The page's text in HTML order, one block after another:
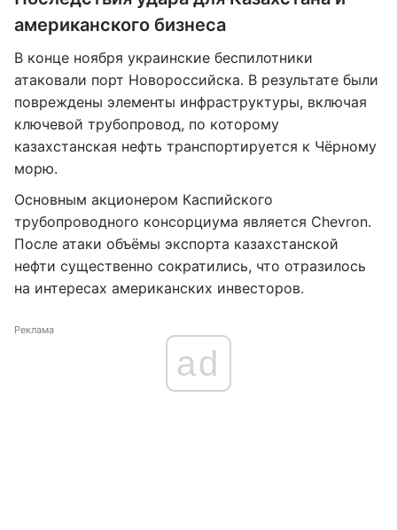
американского бизнеса
В конце ноября украинские беспилотники
атаковали порт Новороссийска. В результате были
повреждены элементы инфраструктуры, включая
ключевой трубопровод, по которому
казахстанская нефть транспортируется к Чёрному
морю.
Основным акционером Каспийского
трубопроводного консорциума является Chevron.
После атаки объёмы экспорта казахстанской
нефти существенно сократились, что отразилось
на интересах американских инвесторов.
Реклама
ad